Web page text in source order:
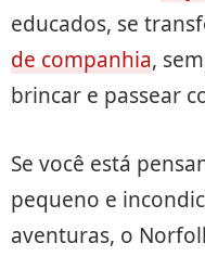
educados, se
de companhia,
brincar e passear
Se você está
pequeno e
aventuras, o